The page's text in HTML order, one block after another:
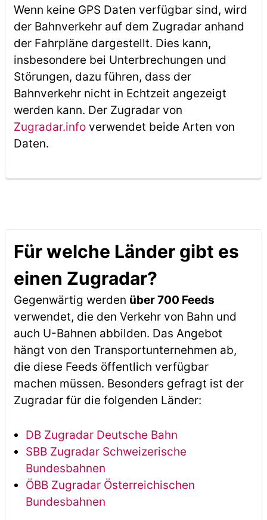
Wenn keine GPS Daten verfügbar sind, wird
der Bahnverkehr auf dem Zugradar anhand
der Fahrpläne dargestellt. Dies kann,
insbesondere bei Unterbrechungen und
Störungen, dazu führen, dass der
Bahnverkehr nicht in Echtzeit angezeigt
werden kann. Der Zugradar von
Zugradar.infoverwendet beide Arten von
Daten.
Für welche Länder gibt es
einen Zugradar?
Gegenwärtig werden über 700 Feeds
verwendet, die den Verkehr von Bahn und
auch U-Bahnen abbilden. Das Angebot
hängt von den Transportunternehmen ab,
die diese Feeds öffentlich verfügbar
machen müssen. Besonders gefragt ist der
Zugradar für die folgenden Länder:
DB Zugradar Deutsche Bahn
SBB Zugradar Schweizerische
Bundesbahnen
ÖBB Zugradar Österreichischen
Bundesbahnen